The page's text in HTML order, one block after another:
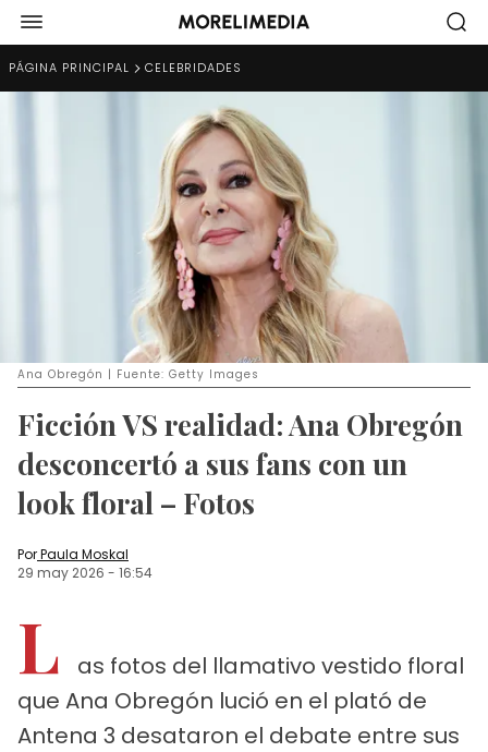
PÁGINA PRINCIPAL CELEBRIDADES
Ana Obregón | Fuente: Getty Images
Ficción VS realidad: Ana Obregón
desconcertó a sus fans con un
look floral – Fotos
PorPaula Moskal
29 may 2026 - 16:54
L
as fotos del llamativo vestido floral
que Ana Obregón lució en el plató de
Antena 3 desataron el debate entre sus